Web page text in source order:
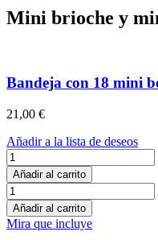
1200gr.
Mini brioche y
Bandeja con 18 mini
21,00 €
Añadir a la lista de deseos
Bandeja
con
18
mini
bocados
veganos
Añadir al carrito
Bandeja
con
18
mini
Añadir al carrito
Mira que incluye